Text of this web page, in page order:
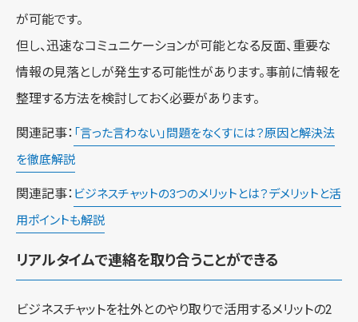
が可能です。
但し、迅速なコミュニケーションが可能となる反面、重要な
情報の見落としが発生する可能性があります。事前に情報を
整理する方法を検討しておく必要があります。
関連記事： 「言った言わない」問題をなくすには？原因と解決法
を徹底解説
関連記事： ビジネスチャットの3つのメリットとは？デメリットと活
用ポイントも解説
リアルタイムで連絡を取り合うことができる
ビジネスチャットを社外とのやり取りで活用するメリットの2